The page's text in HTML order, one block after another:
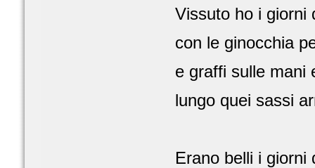
Vissuto ho i giorni
con le ginocchia
e graffi sulle mani
lungo quei sassi
Erano belli i giorni